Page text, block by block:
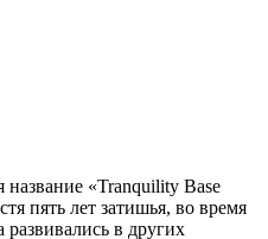
«Tranquility Base
пять лет затишья, во время
развивались в других